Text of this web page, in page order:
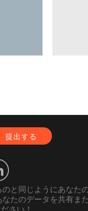
と同じようにあなた
たのデータを共有ま